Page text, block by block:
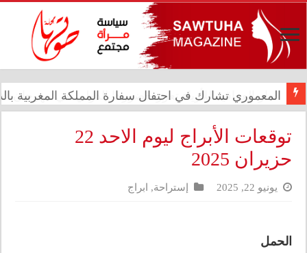
المعموري تشارك في احتفال سفارة المملكة المغربية بالذكرى الـ27
الدار العراقية للأزياء تعزز حضورها الدولي في مهرجان
توقعات الأبراج ليوم الاحد 22
حزيران 2025
يونيو 22, 2025 إستراحة, ابراج
الحمل